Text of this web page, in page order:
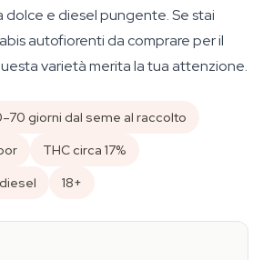
dolce e diesel pungente. Se stai
autofiorenti da comprare per il
varietà merita la tua attenzione.
giorni dal seme al raccolto
THC circa 17%
18+